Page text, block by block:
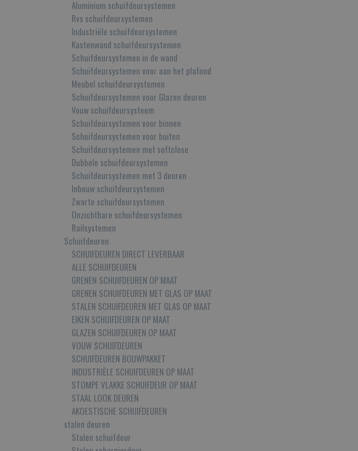
Aluminium schuifdeursystemen
Rvs schuifdeursystemen
Industriële schuifdeursystemen
Kastenwand schuifdeursystemen
Schuifdeursystemen in de wand
Schuifdeursystemen voor aan het plafond
Meubel schuifdeursystemen
Schuifdeursystemen voor Glazen deuren
Vouw schuifdeursysteem
Schuifdeursystemen voor binnen
Schuifdeursystemen voor buiten
Schuifdeursystemen met softclose
Dubbele schuifdeursystemen
Schuifdeursystemen met 3 deuren
Inbouw schuifdeursystemen
Zwarte schuifdeursystemen
Onzichtbare schuifdeursystemen
Railsystemen
Schuifdeuren
SCHUIFDEUREN DIRECT LEVERBAAR
ALLE SCHUIFDEUREN
GRENEN SCHUIFDEUREN OP MAAT
GRENEN SCHUIFDEUREN MET GLAS OP MAAT
STALEN SCHUIFDEUREN MET GLAS OP MAAT
EIKEN SCHUIFDEUREN OP MAAT
GLAZEN SCHUIFDEUREN OP MAAT
VOUW SCHUIFDEUREN
SCHUIFDEUREN BOUWPAKKET
INDUSTRIËLE SCHUIFDEUREN OP MAAT
STOMPE VLAKKE SCHUIFDEUR OP MAAT
STAAL LOOK DEUREN
AKOESTISCHE SCHUIFDEUREN
stalen deuren
Stalen schuifdeur